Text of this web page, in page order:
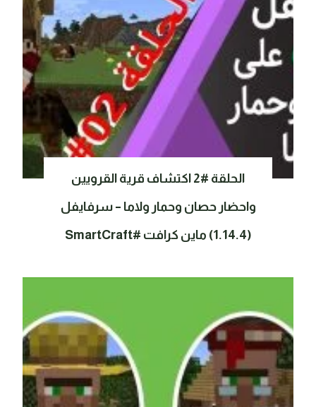
الحلقة #2 اكتشاف قرية القرويين
واحضار حصان وحمار ولاما – سرفايفل
(1.14.4) ماين كرافت #SmartCraft